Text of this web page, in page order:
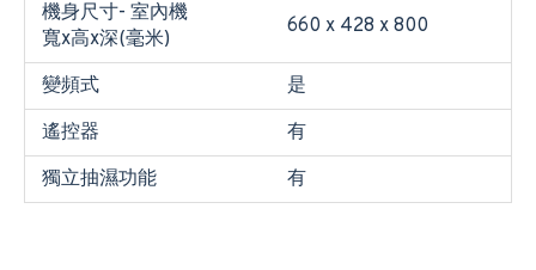
機身尺寸- 室內機
寬x高x深(毫米)
660 x 428 x 800
變頻式
是
遙控器
有
獨立抽濕功能
有